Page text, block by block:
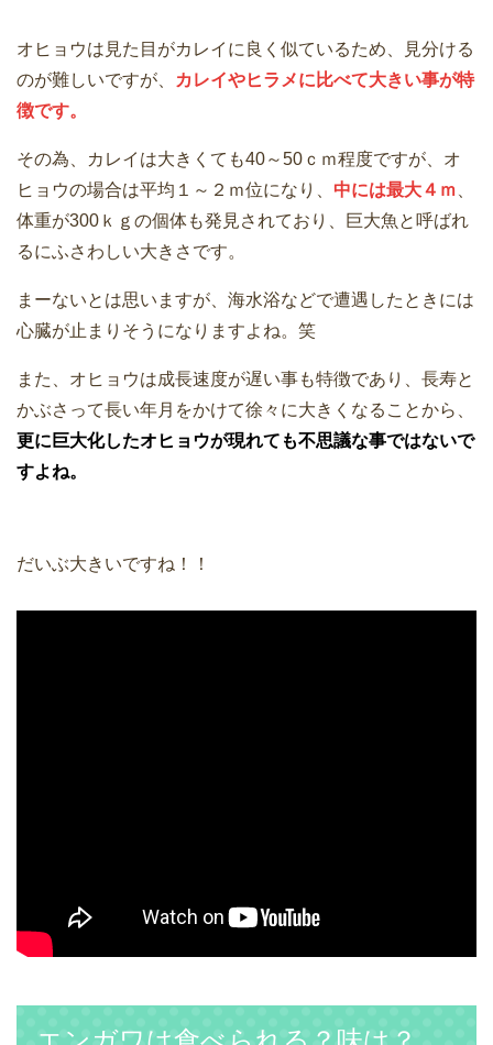
オヒョウは見た目がカレイに良く似ているため、見分ける
のが難しいですが、
カレイやヒラメに比べて大きい事が特
徴です。
その為、カレイは大きくても40～50ｃｍ程度ですが、オ
ヒョウの場合は平均１～２ｍ位になり、 中には最大４ｍ
体重が300ｋｇの個体も発見されており、巨大魚と呼ばれ
るにふさわしい大きさです。
まーないとは思いますが、海水浴などで遭遇したときには
心臓が止まりそうになりますよね。笑
また、オヒョウは成長速度が遅い事も特徴であり、長寿と
かぶさって長い年月をかけて徐々に大きくなることから、
更に巨大化したオヒョウが現れても不思議な事ではないで
すよね。
だいぶ大きいですね！！